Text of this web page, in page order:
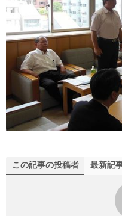
この記事の投稿者 最新記